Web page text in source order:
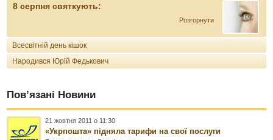
8 серпня святкують:
Розгорнути
Всесвітній день кішок
Народився Юрій Федькович
Пов’язані Новини
21 жовтня 2011 о 11:30
«Укрпошта» підняла тарифи на свої послуги